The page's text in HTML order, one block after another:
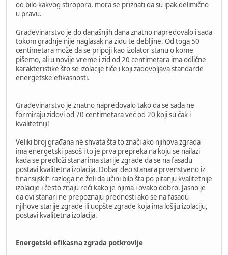
od bilo kakvog stiropora, mora se priznati da su ipak delimično
u pravu.
Građevinarstvo je do današnjih dana znatno napredovalo i sada
tokom gradnje nije naglasak na zidu te debljine. Od toga 50
centimetara može da se pripoji kao izolator stanu o kome
pišemo, ali u novije vreme i zid od 20 centimetara ima odlične
karakteristike što se izolacije tiče i koji zadovoljava standarde
energetske efikasnosti.
Građevinarstvo je znatno napredovalo tako da se sada ne
formiraju zidovi od 70 centimetara već od 20 koji su čak i
kvalitetniji!
Veliki broj građana ne shvata šta to znači ako njihova zgrada
ima energetski pasoš i to je prva prepreka na koju se nailazi
kada se predloži stanarima starije zgrade da se na fasadu
postavi kvalitetna izolacija. Dobar deo stanara prvenstveno iz
finansijskih razloga ne želi da učini bilo šta po pitanju kvalitetnije
izolacije i često znaju reći kako je njima i ovako dobro. Jasno je
da ovi stanari ne prepoznaju prednosti ako se na fasadu
njihove starije zgrade ili uopšte zgrade koja ima lošiju izolaciju,
postavi kvalitetna izolacija.
Energetski efikasna zgrada potkrovlje